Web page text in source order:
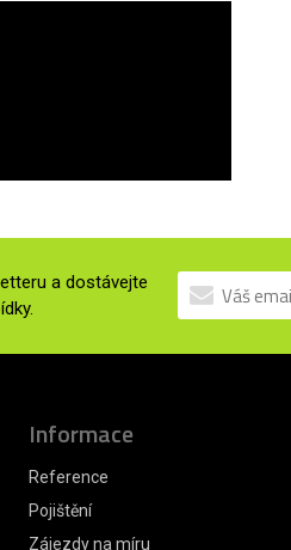
a dostávejte
Informace
Reference
Pojištění
Zájezdy na míru